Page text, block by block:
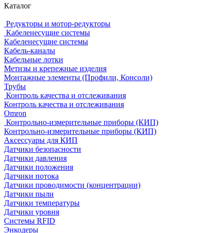
Каталог
Редукторы и мотор-редукторы
Кабеленесущие системы
Кабеленесущие системы
Кабель-каналы
Кабельные лотки
Метизы и крепежные изделия
Монтажные элементы (Профили, Консоли)
Трубы
Контроль качества и отслеживания
Контроль качества и отслеживания
Omron
Контрольно-измерительные приборы (КИП)
Контрольно-измерительные приборы (КИП)
Аксессуары для КИП
Датчики безопасности
Датчики давления
Датчики положения
Датчики потока
Датчики проводимости (концентрации)
Датчики пыли
Датчики температуры
Датчики уровня
Системы RFID
Энкодеры